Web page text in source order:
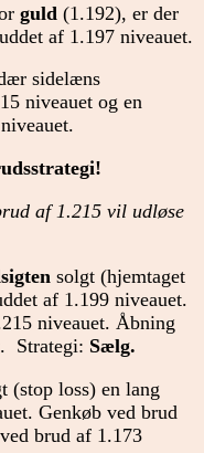
guld (1.192), er der
af 1.197 niveauet.
sidelæns
niveauet og en
af 1.215 vil udløse
solgt (hjemtaget
af 1.199 niveauet.
niveauet. Åbning
Strategi: Sælg.
(stop loss) en lang
Genkøb ved brud
brud af 1.173